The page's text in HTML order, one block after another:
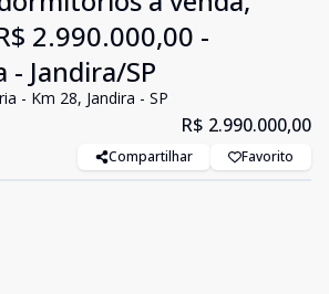
2.990.000,00 -
- Jandira/SP
- Km 28, Jandira - SP
R$ 2.990.000,00
Compartilhar Favorito